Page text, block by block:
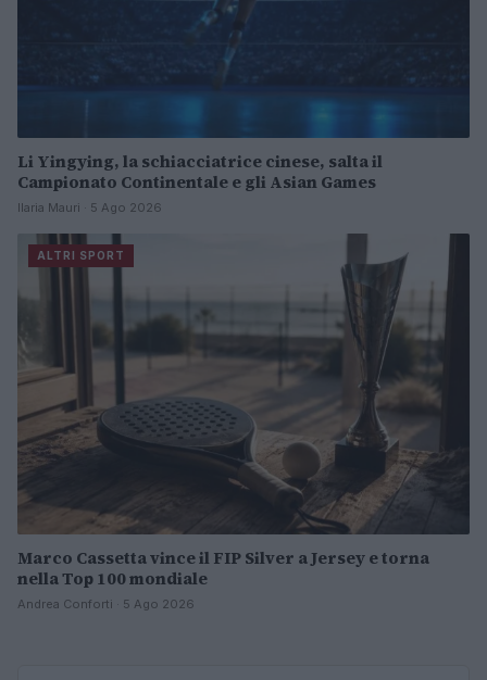
Li Yingying, la schiacciatrice cinese, salta il
Campionato Continentale e gli Asian Games
Ilaria Mauri · 5 Ago 2026
ALTRI SPORT
Marco Cassetta vince il FIP Silver a Jersey e torna
nella Top 100 mondiale
Andrea Conforti · 5 Ago 2026